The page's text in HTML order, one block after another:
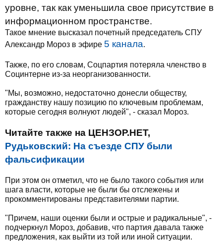
уровне, так как уменьшила свое присутствие в
информационном пространстве.
Такое мнение высказал почетный председатель СПУ
Александр Мороз в эфире 5 канала.
Также, по его словам, Соцпартия потеряла членство в
Социнтерне из-за неорганизованности.
"Мы, возможно, недостаточно донесли обществу,
гражданству нашу позицию по ключевым проблемам,
которые сегодня волнуют людей", - сказал Мороз.
Читайте также на ЦЕНЗОР.НЕТ,
Рудьковский: На съезде СПУ были
фальсификации
При этом он отметил, что не было такого события или
шага власти, которые не были бы отслежены и
прокомментированы представителями партии.
"Причем, наши оценки были и острые и радикальные", -
подчеркнул Мороз, добавив, что партия давала также
предложения, как выйти из той или иной ситуации.